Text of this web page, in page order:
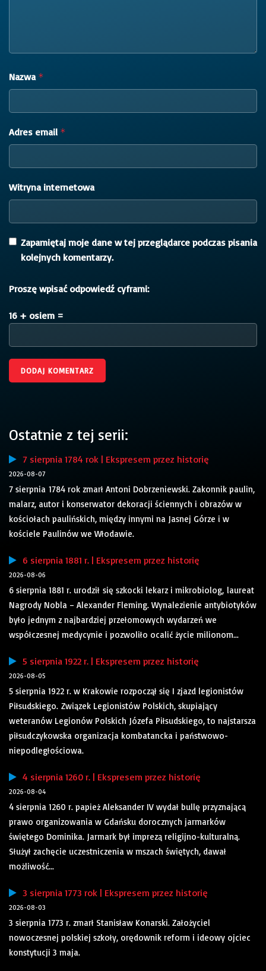
Nazwa *
Adres email *
Witryna internetowa
Zapamiętaj moje dane w tej przeglądarce podczas pisania
kolejnych komentarzy.
Proszę wpisać odpowiedź cyframi:
16 + osiem =
Ostatnie z tej serii:
7 sierpnia 1784 rok | Ekspresem przez historię
2026-08-07
7 sierpnia 1784 rok zmarł Antoni Dobrzeniewski. Zakonnik paulin,
malarz, autor i konserwator dekoracji ściennych i obrazów w
kościołach paulińskich, między innymi na Jasnej Górze i w
kościele Paulinów we Włodawie.
6 sierpnia 1881 r. | Ekspresem przez historię
2026-08-06
6 sierpnia 1881 r. urodził się szkocki lekarz i mikrobiolog, laureat
Nagrody Nobla – Alexander Fleming. Wynalezienie antybiotyków
było jednym z najbardziej przełomowych wydarzeń we
współczesnej medycynie i pozwoliło ocalić życie milionom...
5 sierpnia 1922 r. | Ekspresem przez historię
2026-08-05
5 sierpnia 1922 r. w Krakowie rozpoczął się I zjazd legionistów
Piłsudskiego. Związek Legionistów Polskich, skupiający
weteranów Legionów Polskich Józefa Piłsudskiego, to najstarsza
piłsudczykowska organizacja kombatancka i państwowo-
niepodległościowa.
4 sierpnia 1260 r. | Ekspresem przez historię
2026-08-04
4 sierpnia 1260 r. papież Aleksander IV wydał bullę przyznającą
prawo organizowania w Gdańsku dorocznych jarmarków
świętego Dominika. Jarmark był imprezą religijno-kulturalną.
Służył zachęcie uczestniczenia w mszach świętych, dawał
możliwość...
3 sierpnia 1773 rok | Ekspresem przez historię
2026-08-03
3 sierpnia 1773 r. zmarł Stanisław Konarski. Założyciel
nowoczesnej polskiej szkoły, orędownik reform i ideowy ojciec
konstytucji 3 maja.